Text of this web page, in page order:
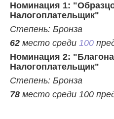
Номинация 1:
Налогоплательщик"
Степень: Бронза
62 место среди 100
Номинация 2:
Налогоплательщик"
Степень: Бронза
78 место среди 100